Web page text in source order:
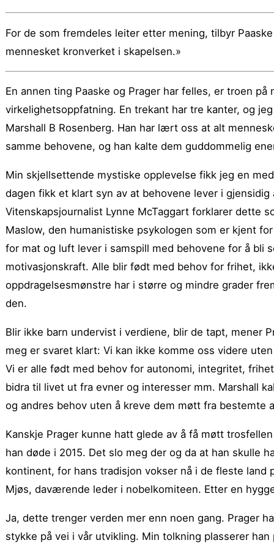
For de som fremdeles leiter etter mening, tilbyr
mennesket kronverket i skapelsen.»
En annen ting Paaske og Prager har felles, er troen
virkelighetsoppfatning. En trekant har tre kanter, og
Marshall B Rosenberg. Han har lært oss at alt
samme behovene, og han kalte dem guddommelig
Min skjellsettende mystiske opplevelse fikk jeg en
dagen fikk et klart syn av at behovene lever i
Vitenskapsjournalist Lynne McTaggart forklarer dette
Maslow, den humanistiske psykologen som er kjent
for mat og luft lever i samspill med behovene for å bli
motivasjonskraft. Alle blir født med behov for frihet,
oppdragelsesmønstre har i større og mindre grader
den.
Blir ikke barn undervist i verdiene, blir de tapt, mener
meg er svaret klart: Vi kan ikke komme oss videre
Vi er alle født med behov for autonomi, integritet,
bidra til livet ut fra evner og interesser mm. Marshall
og andres behov uten å kreve dem møtt fra bestemte
Kanskje Prager kunne hatt glede av å få møtt
han døde i 2015. Det slo meg der og da at han skulle
kontinent, for hans tradisjon vokser nå i de fleste
Mjøs, daværende leder i nobelkomiteen. Etter en
Ja, dette trenger verden mer enn noen gang. Prager
stykke på vei i vår utvikling. Min tolkning plasserer